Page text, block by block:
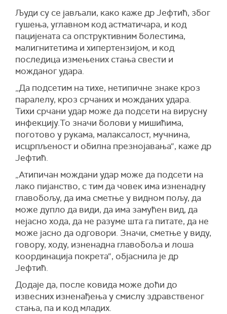
Људи су се јављали, како каже др Јефтић, због
гушења, углавном код астматичара, и код
пацијената са опструктивним болестима,
малигнитетима и хипертензијом, и код
последица измењених стања свести и
можданог удара.
„Да подсетим на тихе, нетипичне знаке кроз
паралелу, кроз срчаних и можданих удара.
Тихи срчани удар може да подсети на вирусну
инфекцију.То значи болови у мишићима,
поготово у рукама, малаксалост, мучнина,
исцрпљеност и обилна презнојавања“, каже др
Јефтић.
„Атипичан мождани удар може да подсети на
лако пијанство, с тим да човек има изненадну
главобољу, да има сметње у видном пољу, да
може дупло да види, да има замућен вид, да
нејасно хода, да не разуме шта га питате, да не
може јасно да одговори. Значи, сметње у виду,
говору, ходу, изненадна главобоља и лоша
координација покрета“, објаснила је др
Јефтић.
Додаје да, после ковида може доћи до
извесних изненађења у смислу здравственог
стања, па и код младих.